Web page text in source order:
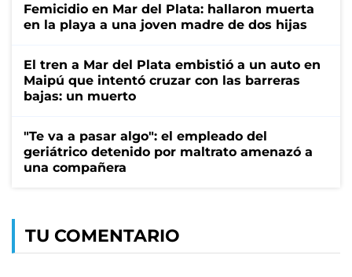
Femicidio en Mar del Plata: hallaron muerta
en la playa a una joven madre de dos hijas
El tren a Mar del Plata embistió a un auto en
Maipú que intentó cruzar con las barreras
bajas: un muerto
"Te va a pasar algo": el empleado del
geriátrico detenido por maltrato amenazó a
una compañera
TU COMENTARIO